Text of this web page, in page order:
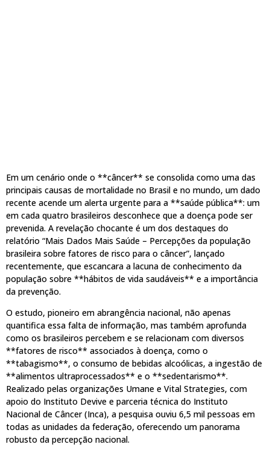
Em um cenário onde o **câncer** se consolida como uma das
principais causas de mortalidade no Brasil e no mundo, um dado
recente acende um alerta urgente para a **saúde pública**: um
em cada quatro brasileiros desconhece que a doença pode ser
prevenida. A revelação chocante é um dos destaques do
relatório “Mais Dados Mais Saúde – Percepções da população
brasileira sobre fatores de risco para o câncer”, lançado
recentemente, que escancara a lacuna de conhecimento da
população sobre **hábitos de vida saudáveis** e a importância
da prevenção.
O estudo, pioneiro em abrangência nacional, não apenas
quantifica essa falta de informação, mas também aprofunda
como os brasileiros percebem e se relacionam com diversos
**fatores de risco** associados à doença, como o
**tabagismo**, o consumo de bebidas alcoólicas, a ingestão de
**alimentos ultraprocessados** e o **sedentarismo**.
Realizado pelas organizações Umane e Vital Strategies, com
apoio do Instituto Devive e parceria técnica do Instituto
Nacional de Câncer (Inca), a pesquisa ouviu 6,5 mil pessoas em
todas as unidades da federação, oferecendo um panorama
robusto da percepção nacional.